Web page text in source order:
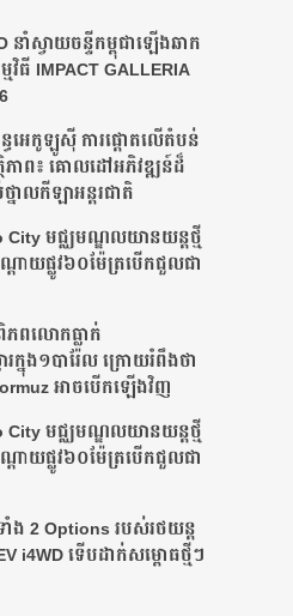
នាំ​ស្វាយចន្ទី​កម្ពុជា​ឡើង​ឆាក​
មវិធី​ IMPACT GALLERIA
ធអេកូឡូស៊ី ការផ្តោតលើតំបន់
ថិភាព៖ គោលដៅអភិវឌ្ឍន៍ដ៏
ាលកីឡាអន្តរជាតិ
City មជ្ឈមណ្ឌលយានយន្តថ្មី
តោយផ្លូវ​​៦០ម៉ែត្រ​បើកជួលជា
ភពលោកធ្លាក់
ក្នុង១បារ៉ែល ក្រោយរំពឹងថា​
អាចបើកឡើងវិញ
City មជ្ឈមណ្ឌលយានយន្តថ្មី
តោយផ្លូវ​​៦០ម៉ែត្រ​បើកជួលជា
ាំង 2 Options របស់រថយន្ត
i4WD ទើបដាក់សម្ពោធថ្មីៗ